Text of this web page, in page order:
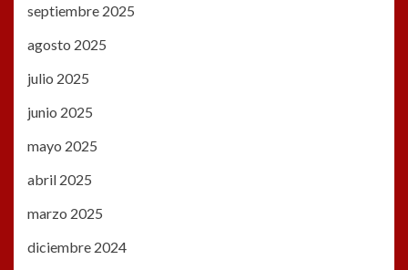
septiembre 2025
agosto 2025
julio 2025
junio 2025
mayo 2025
abril 2025
marzo 2025
diciembre 2024